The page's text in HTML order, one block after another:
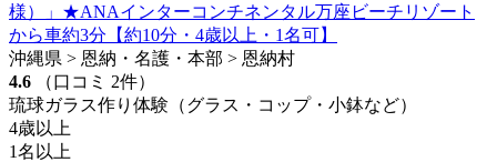
様）」★ANAインターコンチネンタル万座ビーチリゾート
から車約3分【約10分・4歳以上・1名可】
沖縄県 > 恩納・名護・本部 > 恩納村
4.6
（口コミ 2件）
琉球ガラス作り体験（グラス・コップ・小鉢など）
4歳以上
1名以上